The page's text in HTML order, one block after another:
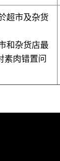
超市及杂货
和杂货店最
素肉错置问